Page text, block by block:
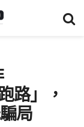
路」，
局